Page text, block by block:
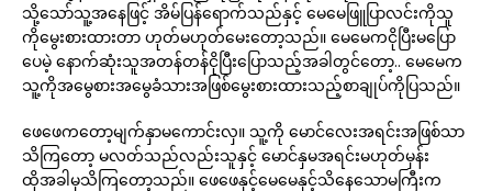
သို့သော်သူ့အနေဖြင့် အိမ်ပြန်ရောက်သည်နှင့် မေမေဖြူပြာလင်းကိုသူ
ကိုမွေးစားထားတာ ဟုတ်မဟုတ်မေးတော့သည်။ မေမေကငိုပြီးမပြော
ပေမဲ့ နောက်ဆုံးသူအတန်တန်ငိုပြီးပြောသည့်အခါတွင်တော့.. မေမေက
သူ့ကိုအမွေစားအမွေခံသားအဖြစ်မွေးစားထားသည့်စာချုပ်ကိုပြသည်။
ဖေဖေကတော့မျက်နှာမကောင်းလှ။ သူ့ကို မောင်လေးအရင်းအဖြစ်သာ
သိကြတော့ မလတ်သည်လည်းသူနှင့် မောင်နှမအရင်းမဟုတ်မှန်း
ထိုအခါမှသိကြတော့သည်။ ဖေဖေနှင့်မေမေနှင့်သိနေသောမကြီးက